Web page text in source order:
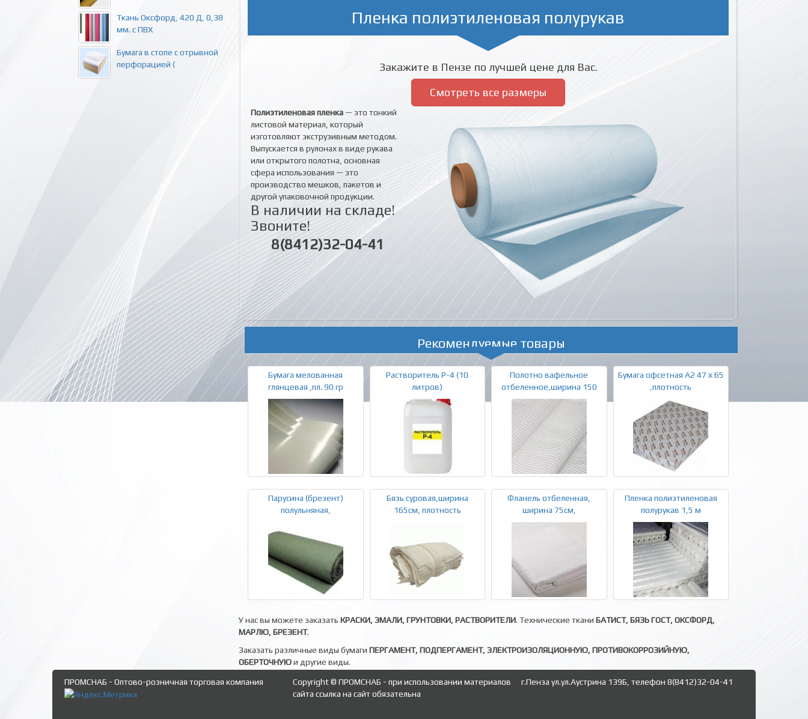
Ткань Оксфорд, 420 Д, 0,38
мм. с ПВХ
Бумага в стопе с отрывной
перфорацией (
Пленка полиэтиленовая полурукав
Закажите в Пензе по лучшей цене для Вас.
Смотреть все размеры
Полиэтиленовая пленка — это тонкий
листовой материал, который
изготовляют экструзивным методом.
Выпускается в рулонах в виде рукава
или открытого полотна, основная
сфера использования — это
производство мешков, пакетов и
другой упаковочной продукции.
В наличии на складе!
Звоните!
8(8412)32-04-41
Рекомендуемые товары
Бумага мелованная
глянцевая ,пл. 90 гр
Растворитель Р-4 (10
литров)
Полотно вафельное
отбеленное,ширина 150
Бумага офсетная А2 47 х 65
,плотность
Парусина (брезент)
полульняная,
Бязь суровая,ширина
165см, плотность
Фланель отбеленная,
ширина 75см,
Пленка полиэтиленовая
полурукав 1,5 м
У нас вы можете заказать КРАСКИ, ЭМАЛИ, ГРУНТОВКИ, РАСТВОРИТЕЛИ. Технические ткани БАТИСТ, БЯЗЬ ГОСТ, ОКСФОРД,
МАРЛЮ, БРЕЗЕНТ.
Заказать различные виды бумаги ПЕРГАМЕНТ, ПОДПЕРГАМЕНТ, ЭЛЕКТРОИЗОЛЯЦИОННУЮ, ПРОТИВОКОРРОЗИЙНУЮ,
ОБЕРТОЧНУЮи другие виды.
ПРОМСНАБ - Оптово-розничная торговая компания
Copyright © ПРОМСНАБ - при использовании материалов
сайта ссылка на сайт обязательна
г.Пенза ул.ул.Аустрина 139Б, телефон 8(8412)32-04-41